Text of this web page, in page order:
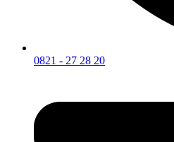
0821 - 27 28 20